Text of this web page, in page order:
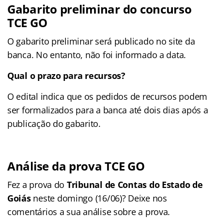
Gabarito preliminar do concurso
TCE GO
O gabarito preliminar será publicado no site da
banca. No entanto, não foi informado a data.
Qual o prazo para recursos?
O edital indica que os pedidos de recursos podem
ser formalizados para a banca até dois dias após a
publicação do gabarito.
Análise da prova TCE GO
Fez a prova do Tribunal de Contas do Estado de
Goiás neste domingo (16/06)? Deixe nos
comentários a sua análise sobre a prova.